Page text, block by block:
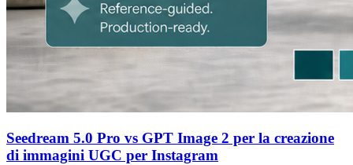
Seedream 5.0 Pro vs GPT Image 2 per la creazione
di immagini UGC per Instagram